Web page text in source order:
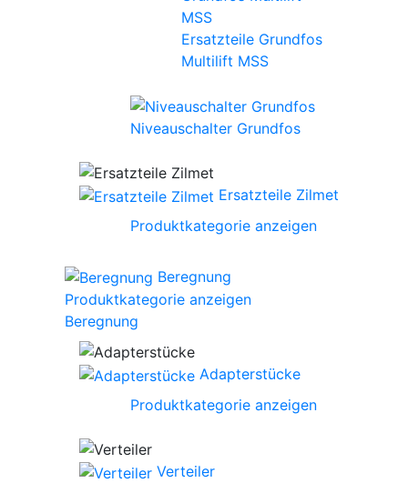
Ersatzteile Grundfos
Multilift MSS
Niveauschalter Grundfos
Ersatzteile Zilmet
Produktkategorie anzeigen
Beregnung
Produktkategorie anzeigen
Beregnung
Adapterstücke
Produktkategorie anzeigen
Verteiler